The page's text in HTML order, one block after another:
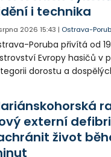
i technika
2026 15:43 | Ostrava-
Poruba přivítá od
Evropy hasičů v
dorostu a
externí
život